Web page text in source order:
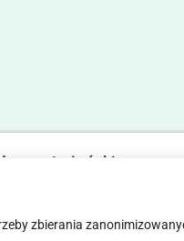
zbierania
Lużyńskiego